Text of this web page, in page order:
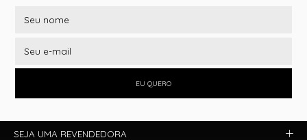
EU QUERO
SEJA UMA REVENDEDORA